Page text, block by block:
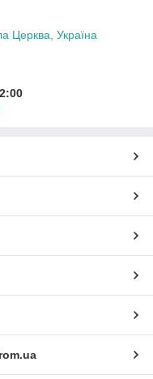
Церква, Україна